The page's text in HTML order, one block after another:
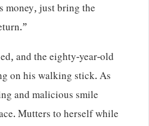
money, just bring the
and the eighty-year-old
on his walking stick. As
and malicious smile
Mutters to herself while